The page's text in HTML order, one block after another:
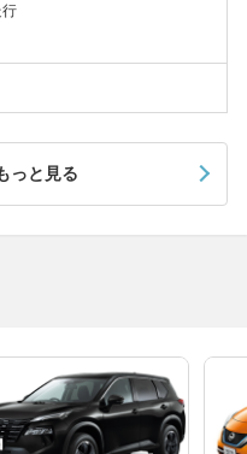
行
っと見る